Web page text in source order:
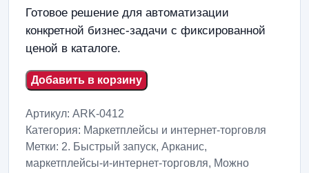
Готовое решение для автоматизации
конкретной бизнес-задачи с фиксированной
ценой в каталоге.
Добавить в корзину
Артикул: ARK-0412
Категория: Маркетплейсы и интернет-торговля
Метки: 2. Быстрый запуск, Арканис,
маркетплейсы-и-интернет-торговля, Можно